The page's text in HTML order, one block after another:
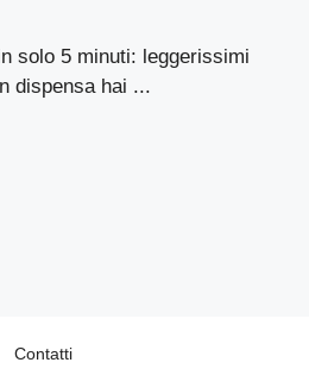
solo 5 minuti: leggerissimi
dispensa hai ...
Contatti